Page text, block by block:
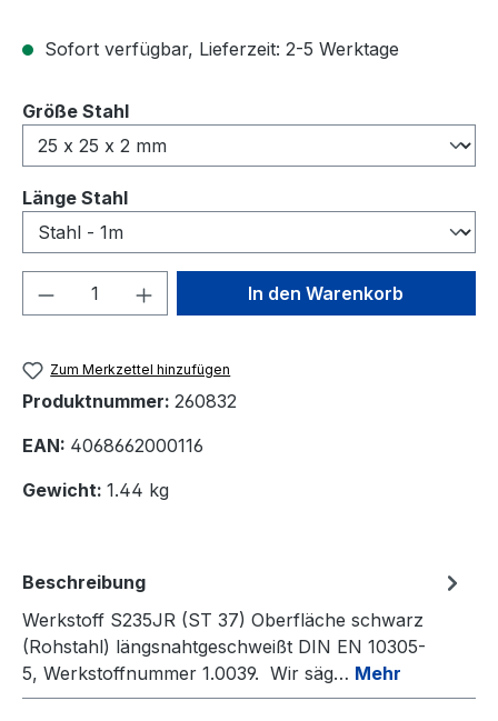
Sofort verfügbar, Lieferzeit: 2-5 Werktage
Größe Stahlauswählen
Länge Stahlauswählen
Produkt Anzahl: Gib denIn den Warenkorb
Zum Merkzettel hinzufügen
Produktnummer: 260832
EAN: 4068662000116
Gewicht: 1.44 kg
Beschreibung
Werkstoff S235JR (ST 37) Oberfläche schwarz
(Rohstahl) längsnahtgeschweißt DIN EN 10305-
5, Werkstoffnummer 1.0039. Wir säg… Mehr